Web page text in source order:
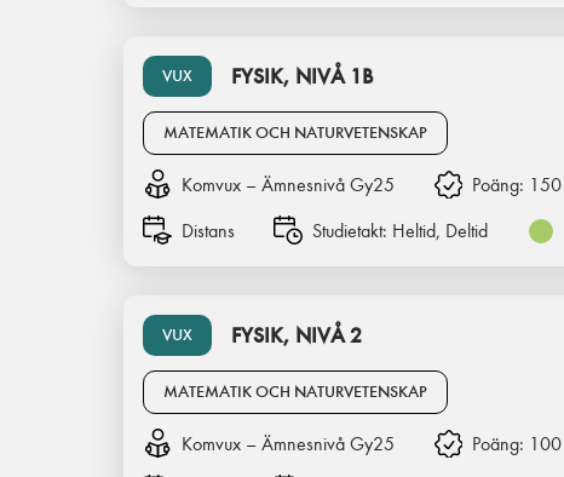
VUX FYSIK, NIVÅ 1B
MATEMATIK OCH NATURVETENSKAP
Komvux – Ämnesnivå Gy25 Poäng: 150
Distans
Studietakt: Heltid, Deltid
VUX FYSIK, NIVÅ 2
MATEMATIK OCH NATURVETENSKAP
Komvux – Ämnesnivå Gy25 Poäng: 100